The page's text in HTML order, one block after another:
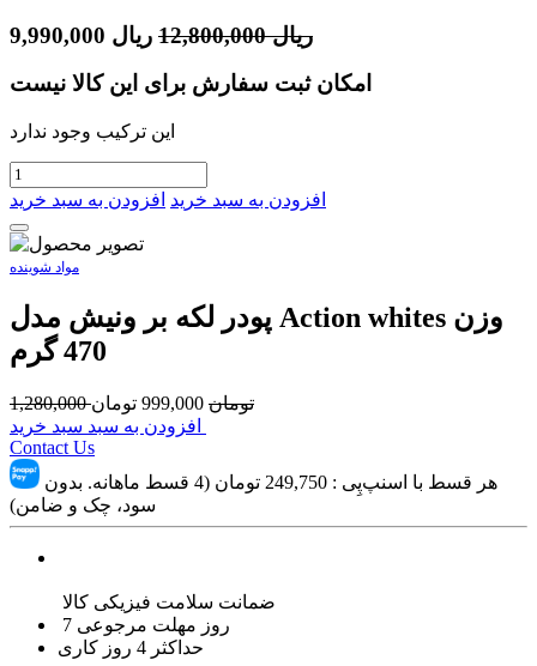
9,990,000 ریال 12,800,000 ریال
امکان ثبت سفارش برای این کالا نیست
این ترکیب وجود ندارد
افزودن به سبد خرید افزودن به سبد خرید
مواد شوینده
پودر لکه بر ونیش مدل Action whites وزن
470 گرم
1,280,000 تومان 999,000 تومان
Contact Us
هر قسط با اسنپ‌پِی : 249,750
تومان (4 قسط ماهانه. بدون
سود، چک و ضامن)
ضمانت سلامت فیزیکی کالا
7 روز مهلت مرجوعی
حداکثر 4 روز کاری